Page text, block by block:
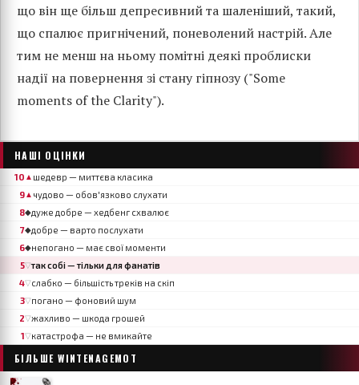
що він ще більш депресивний та шаленіший, такий,
що спалює пригнічений, поневолений настрій. Але
тим не менш на ньому помітні деякі проблиски
надії на повернення зі стану гіпнозу ("Some
moments of the Clarity").
НАШІ ОЦІНКИ
10 ▲ шедевр — миттєва класика
9▲ чудово — обов'язково слухати
8◆дуже добре — хедбенг схвалює
7◆добре — варто послухати
6◆непогано — має свої моменти
5▽так собі — тільки для фанатів
4▽слабко — більшість треків на скіп
3▽погано — фоновий шум
2▽жахливо — шкода грошей
1▽катастрофа — не вмикайте
БІЛЬШЕWINTENAGEMOT